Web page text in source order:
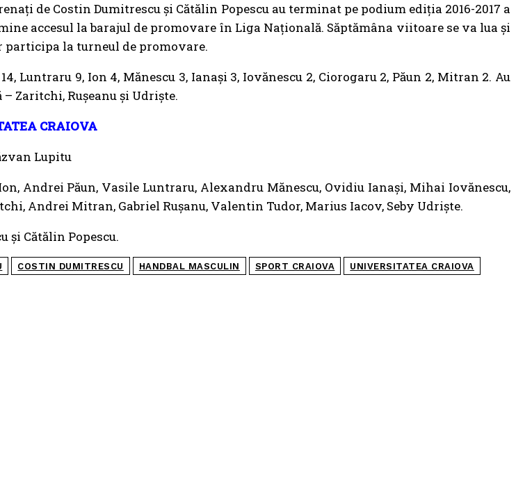
de Costin Dumitrescu și Cătălin Popescu au terminat pe podium ediția 2016-2017 a
accesul la barajul de promovare în Liga Națională. Săptămâna viitoare se va lua și
participa la turneul de promovare.
Luntraru 9, Ion 4, Mănescu 3, Ianași 3, Iovănescu 2, Ciorogaru 2, Păun 2, Mitran 2. Au
Zaritchi, Rușeanu și Udriște.
CRAIOVA
Lupitu
Andrei Păun, Vasile Luntraru, Alexandru Mănescu, Ovidiu Ianași, Mihai Iovănescu,
Andrei Mitran, Gabriel Rușanu, Valentin Tudor, Marius Iacov, Seby Udriște.
și Cătălin Popescu.
COSTIN DUMITRESCU HANDBAL MASCULIN SPORT CRAIOVA UNIVERSITATEA CRAIOVA